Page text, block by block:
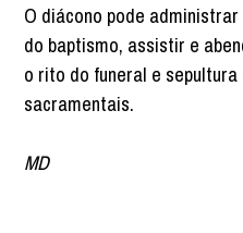
O diácono pode
do baptismo, assistir e
o rito do funeral e
sacramentais.
MD